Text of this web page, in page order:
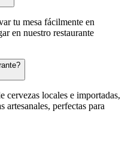
tu mesa fácilmente en
en nuestro restaurante
cervezas locales e importadas,
perfectas para